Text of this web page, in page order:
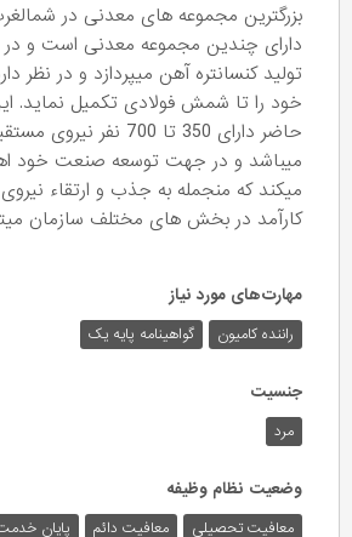
بزرگترین مجموعه های معدنی در
دارای چندین مجموعه معدنی است و در
تولید کنسانتره آهن میپردازد و در نظر
خود را تا شمش فولادی تکمیل نماید.
حاضر دارای 350 تا 700
میباشد و در جهت توسعه صنعت خود
میکند که منجمله به جذب و ارتقاء
کارآمد در بخش های مختلف سازمان
مهارت‌های مورد نیاز
راننده کامیون گواهینامه پایه یک
جنسیت
مرد
وضعیت نظام وظیفه
معافیت تحصیلی معافیت دائم پایان